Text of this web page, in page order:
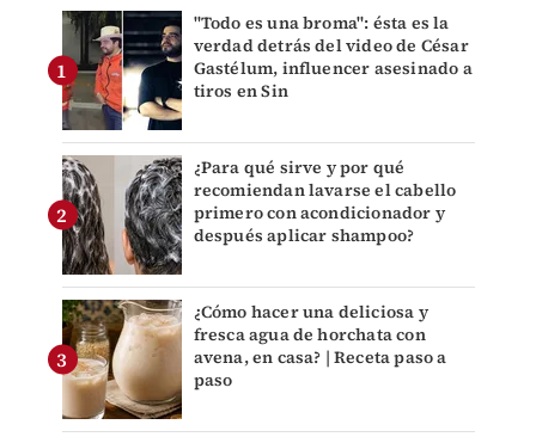
"Todo es una broma": ésta es la
verdad detrás del video de César
Gastélum, influencer asesinado a
tiros en Sin
¿Para qué sirve y por qué
recomiendan lavarse el cabello
primero con acondicionador y
después aplicar shampoo?
¿Cómo hacer una deliciosa y
fresca agua de horchata con
avena, en casa? | Receta paso a
paso